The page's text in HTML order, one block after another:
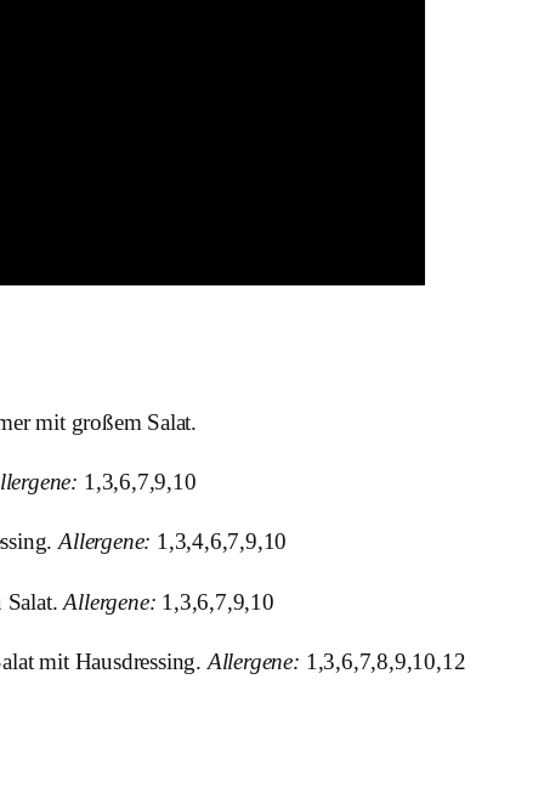
mit großem Salat.
1,3,6,7,9,10
Allergene: 1,3,4,6,7,9,10
Salat.Allergene: 1,3,6,7,9,10
mit Hausdressing. Allergene: 1,3,6,7,8,9,10,12